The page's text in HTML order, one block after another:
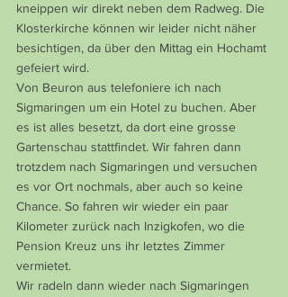
kneippen wir direkt neben dem Radweg. Die
Klosterkirche können wir leider nicht näher
besichtigen, da über den Mittag ein Hochamt
gefeiert wird.
Von Beuron aus telefoniere ich nach
Sigmaringen um ein Hotel zu buchen. Aber
es ist alles besetzt, da dort eine grosse
Gartenschau stattfindet. Wir fahren dann
trotzdem nach Sigmaringen und versuchen
es vor Ort nochmals, aber auch so keine
Chance. So fahren wir wieder ein paar
Kilometer zurück nach Inzigkofen, wo die
Pension Kreuz uns ihr letztes Zimmer
vermietet.
Wir radeln dann wieder nach Sigmaringen